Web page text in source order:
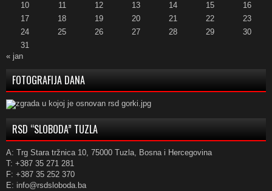
10
11 12 13 14 15
16
17
18 19 20 21 22
23
24
25 26 27 28 29
30
31
« jan
FOTOGRAFIJA DANA
RSD “SLOBODA” TUZLA
A: Trg Stara tržnica 10, 75000 Tuzla, Bosna i Hercegovina
T: +387 35 271 281
F: +387 35 252 370
E: info@rsdsloboda.ba